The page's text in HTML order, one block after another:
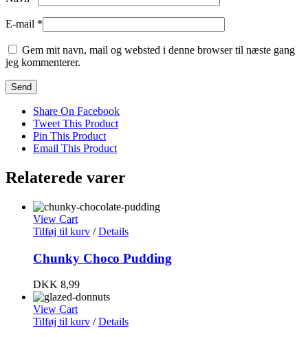
E-mail *
Gem mit navn, mail og websted i denne browser til næste gang
jeg kommenterer.
Share On Facebook
Tweet This Product
Pin This Product
Email This Product
Relaterede varer
View Cart
Tilføj til kurv / Details
Chunky Choco Pudding
DKK 8,99
View Cart
Tilføj til kurv / Details